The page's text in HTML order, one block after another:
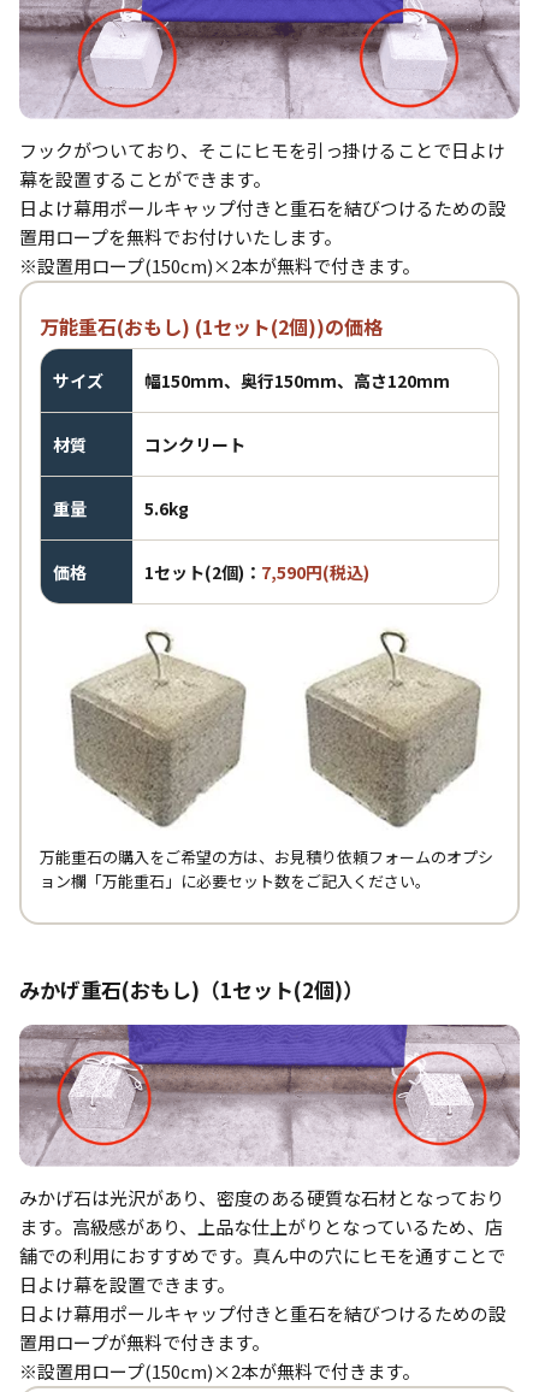
フックがついており、そこにヒモを引っ掛けることで日よけ
幕を設置することができます。
日よけ幕用ポールキャップ付きと重石を結びつけるための設
置用ロープを無料でお付けいたします。
※設置用ロープ(150cm)×2本が無料で付きます。
万能重石(おもし) (1セット(2個))の価格
サイズ 幅150mm、奥行150mm、高さ120mm
材質 コンクリート
重量 5.6kg
価格 1セット(2個)： 7,590円(税込)
万能重石の購入をご希望の方は、お見積り依頼フォームのオプシ
ョン欄「万能重石」に必要セット数をご記入ください。
みかげ重石(おもし)（1セット(2個)）
みかげ石は光沢があり、密度のある硬質な石材となっており
ます。高級感があり、上品な仕上がりとなっているため、店
舗での利用におすすめです。真ん中の穴にヒモを通すことで
日よけ幕を設置できます。
日よけ幕用ポールキャップ付きと重石を結びつけるための設
置用ロープが無料で付きます。
※設置用ロープ(150cm)×2本が無料で付きます。